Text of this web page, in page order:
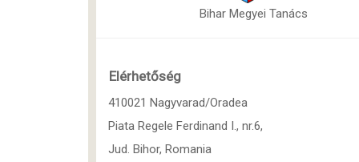
Bihar Megyei Tanács
Elérhetőség
410021 Nagyvarad/Oradea
Piata Regele Ferdinand I., nr.6,
Jud. Bihor, Romania